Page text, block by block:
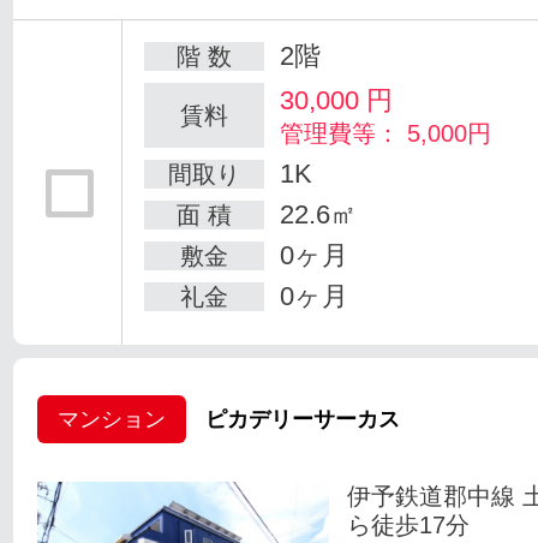
階 数 2階
賃料 30,000 円
管理費等： 5,000円
間取り
1K
面 積 22.6㎡
敷金 0ヶ月
礼金 0ヶ月
マンション ピカデリーサーカス
伊予鉄道郡中線
ら徒歩17分